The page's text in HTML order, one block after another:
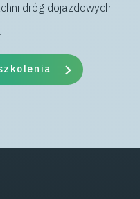
dróg dojazdowych